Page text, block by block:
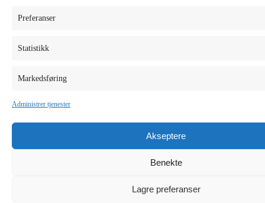
Preferanser
Statistikk
Markedsføring
Administrer tjenester
Akseptere
Benekte
Lagre preferanser